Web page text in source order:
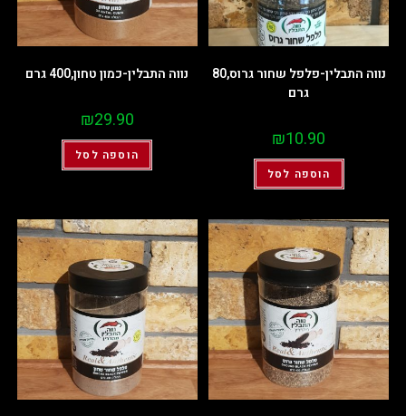
נווה התבלין-פלפל שחור גרוס,80
גרם
₪10.90
הוספה לסל
נווה התבלין-כמון טחון,400 גרם
₪29.90
הוספה לסל